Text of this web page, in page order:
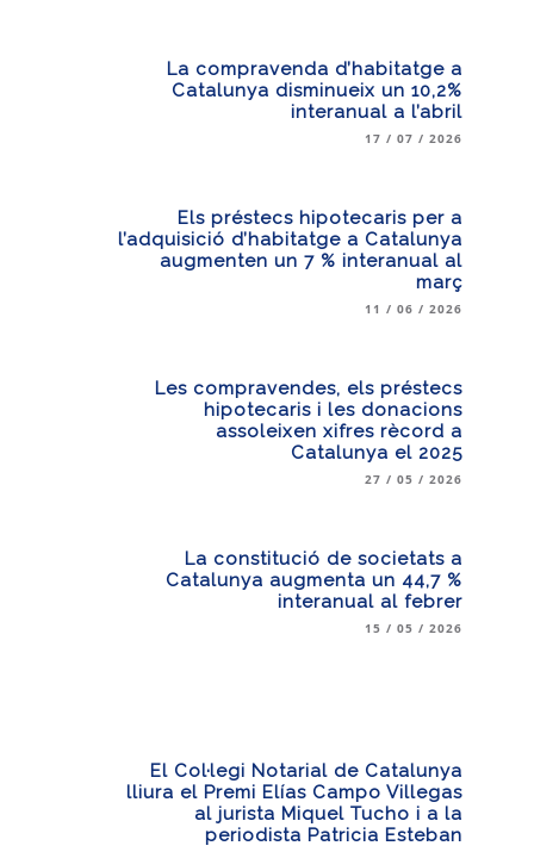
La compravenda d’habitatge a
Catalunya disminueix un 10,2%
interanual a l’abril
17 / 07 / 2026
Els préstecs hipotecaris per a
l’adquisició d’habitatge a Catalunya
augmenten un 7 % interanual al
març
11 / 06 / 2026
Les compravendes, els préstecs
hipotecaris i les donacions
assoleixen xifres rècord a
Catalunya el 2025
27 / 05 / 2026
La constitució de societats a
Catalunya augmenta un 44,7 %
interanual al febrer
15 / 05 / 2026
El Col·legi Notarial de Catalunya
lliura el Premi Elías Campo Villegas
al jurista Miquel Tucho i a la
periodista Patricia Esteban